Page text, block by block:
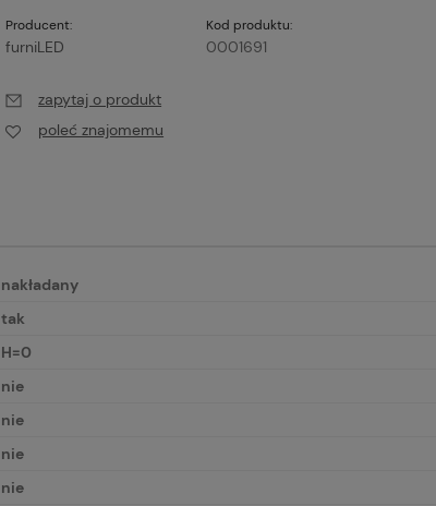
Producent:
furniLED
Kod produktu:
0001691
zapytaj o produkt
poleć znajomemu
nakładany
tak
H=0
nie
nie
nie
nie